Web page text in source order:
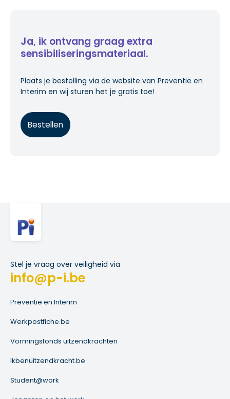
Ja, ik ontvang graag extra
sensibiliseringsmateriaal.
Plaats je bestelling via de website van Preventie en
Interim en wij sturen het je gratis toe!
Bestellen
Stel je vraag over veiligheid via
info@p-i.be
Preventie en Interim
Werkpostfiche.be
Vormingsfonds uitzendkrachten
Ikbenuitzendkracht.be
Student@work